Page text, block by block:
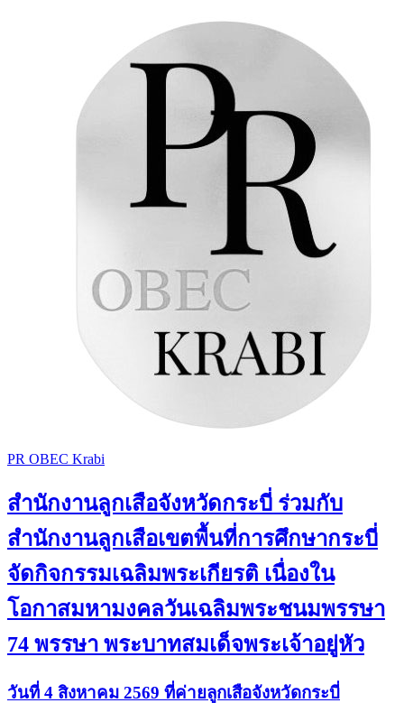
PR OBEC Krabi
สำนักงานลูกเสือจังหวัดกระบี่ ร่วมกับ
สำนักงานลูกเสือเขตพื้นที่การศึกษากระบี่
จัดกิจกรรมเฉลิมพระเกียรติ เนื่องใน
โอกาสมหามงคลวันเฉลิมพระชนมพรรษา
74 พรรษา พระบาทสมเด็จพระเจ้าอยู่หัว
วันที่ 4 สิงหาคม 2569 ที่ค่ายลูกเสือจังหวัดกระบี่